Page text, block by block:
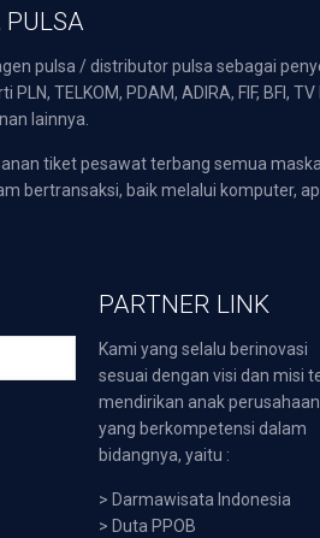
pulsa / distributor pulsa sebagai
PLN, TELKOM, PDAM, ADIRA, FIF,
lainnya.
tiket pesawat terbang semua
bertransaksi, baik melalui komputer,
PARTNER LINK
Kami yang selalu berinovasi
sesuai dengan visi dan misi
mendirikan anak perusahaan
yang berkompetensi dalam
bidangnya, yaitu :
> Darmawisata Indonesia
> Duta PPOB